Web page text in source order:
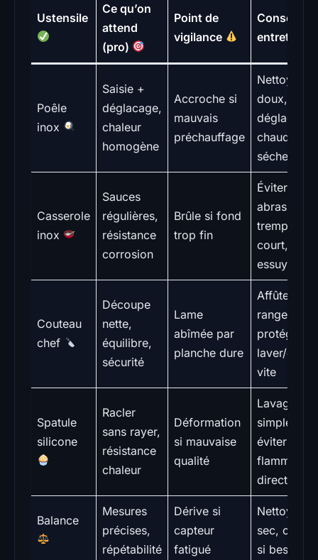
Ustensile
Ce qu’on
attend
(pro)
Point de
vigilance
Conseil
entretien
Poêle
inox
Saisie +
déglacage,
chaleur
homogène
Accroche si
mauvais
préchauffage
Nettoyage
doux,
déglacer à
chaud,
sécher
Casserole
inox
Sauces
régulières,
résistance
corrosion
Brûle si fond
trop fin
Éviter
abrasifs,
trempage
court,
essuyer
Couteau
chef
Découpe
nette,
équilibre,
sécurité
Lame
abîmée par
planche dure
Affûter,
ranger
protégé,
laver/
vite
Spatule
silicone
Racler
sans rayer,
résistance
chaleur
Déformation
si mauvaise
qualité
Lavage
simple,
éviter
flamme
directe
Balance
Mesures
précises,
répétabilité
Dérive si
capteur
fatigué
Nettoyer à
sec,
si besoin